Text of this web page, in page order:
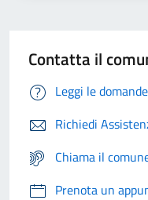
Contatta il
Leggi le
Richiedi
Chiama il
Prenota un